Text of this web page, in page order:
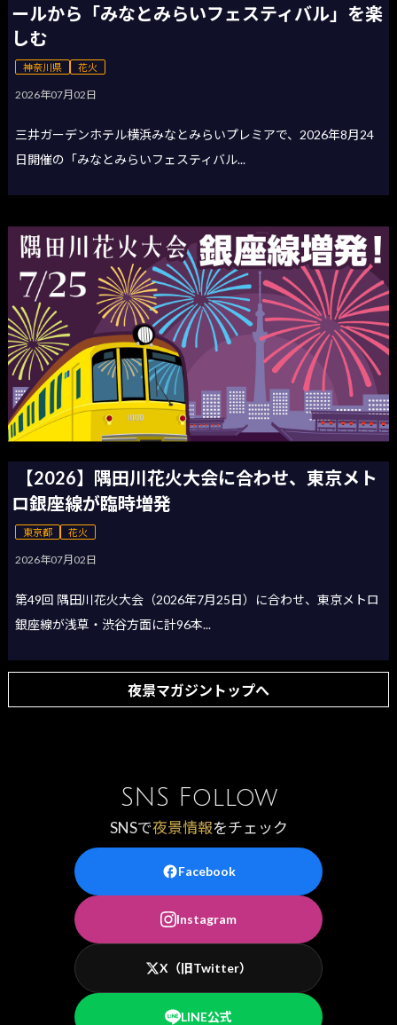
ールから「みなとみらいフェスティバル」を楽
しむ
神奈川県 花火
2026年07月02日
三井ガーデンホテル横浜みなとみらいプレミアで、2026年8月24
日開催の「みなとみらいフェスティバル...
【2026】隅田川花火大会に合わせ、東京メト
ロ銀座線が臨時増発
東京都 花火
2026年07月02日
第49回 隅田川花火大会（2026年7月25日）に合わせ、東京メトロ
銀座線が浅草・渋谷方面に計96本...
夜景マガジントップへ
SNS Follow
SNSで夜景情報をチェック
Facebook
Instagram
X（旧Twitter）
LINE公式